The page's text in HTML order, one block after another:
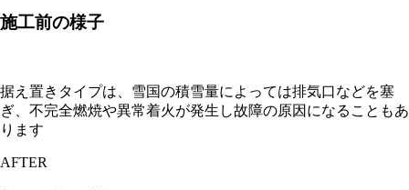
施工前の様子
据え置きタイプは、雪国の積雪量によっては排気口などを塞
ぎ、不完全燃焼や異常着火が発生し故障の原因になることもあ
ります
AFTER